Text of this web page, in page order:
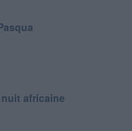
africaine